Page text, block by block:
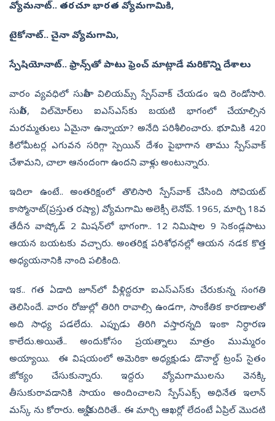
వ్యోమనాట్‌.. తరచూ భారత వ్యోమగామికి,
టైకోనాట్‌.. చైనా వ్యోమగామి,
స్పేషియోనాట్‌.. ఫ్రాన్స్‌తో పాటు ఫ్రెంచ్‌ మాట్లాడే మరికొన్ని దేశాలు
వారం వ్యవధిలో సునీతా విలియమ్స్‌ స్పేస్‌వాక్‌ చేయడం ఇది రెండోసారి.
సునీత, విల్‌మోర్‌లు ఐఎస్‌ఎస్‌కు బయటి భాగంలో చేయాల్సిన
మరమ్మతులు ఏమైనా ఉన్నాయా? అనేది పరిశీలించారు. భూమికి 420
కిలోమీటర్ల ఎగువన సరిగ్గా స్పెయిన్‌ దేశం పైభాగాన తాము స్పేస్‌వాక్‌
చేశామని, చాలా ఆనందంగా ఉందని వాళ్లు అంటున్నారు.
ఇదిలా ఉంటే.. అంతరిక్షంలో తొలిసారి స్పేస్‌వాక్‌ చేసింది సోవియట్‌
కాస్మోనాట్‌(ప్రస్తుత రష్యా) వ్యోమగామి అలెక్సీ లెనోవ్‌. 1965, మార్చి 18వ
తేదీన వాష్కోడ్‌ 2 మిషన్‌లో భాగంగా.. 12 నిమిషాల 9 సెకండ్లపాటు
ఆయన బయటకు వచ్చారు. అంతరిక్ష పరిశోధనల్లో ఆయన నడక కొత్త
అధ్యయనానికి నాంది పలికింది.
ఇక.. గత ఏడాది జూన్‌లో వీళ్లిద్దరూ ఐఎస్‌ఎస్‌కు చేరుకున్న సంగతి
తెలిసిందే. వారం రోజుల్లో తిరిగి రావాల్సి ఉండగా, సాంకేతిక కారణాలతో
అది సాధ్య పడలేదు. ఎప్పుడు తిరిగి వస్తారన్నది ఇంకా నిర్ధారణ
కాలేదు.అయితే.. అందుకోసం ప్రయత్నాలు మాత్రం ముమ్మరం
అయ్యాయి. ఈ విషయంలో అమెరికా అధ్యక్షుడు డొనాల్డ్‌ ట్రంప్‌ సైతం
జోక్యం చేసుకున్నారు. ఇద్దరు వ్యోమగాములను వెనక్కి
తీసుకురావడానికి సాయం అందించాలని స్పేస్‌ఎక్స్‌ అధినేత ఇలాన్‌
మస్క్ ను కోరారు. అన్నీకుదిరితే.. ఈ మార్చి ఆఖర్లో లేదంటే ఏప్రిల్‌ మొదటి